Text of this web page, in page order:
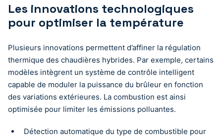
Les innovations technologiques
pour optimiser la température
Plusieurs innovations permettent d’affiner la régulation
thermique des chaudières hybrides. Par exemple, certains
modèles intègrent un système de contrôle intelligent
capable de moduler la puissance du brûleur en fonction
des variations extérieures. La combustion est ainsi
optimisée pour limiter les émissions polluantes.
Détection automatique du type de combustible pour